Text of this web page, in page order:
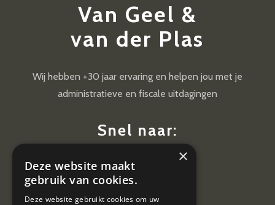
Van Geel &
van der Plas
Wij hebben +30 jaar ervaring en helpen jou met je
administratieve en fiscale uitdagingen
Snel naar:
Diensten
×
Deze website maakt
gebruik van cookies.
Deze website gebruikt cookies om uw